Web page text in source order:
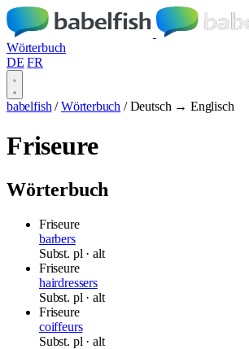
Wörterbuch
DE FR
babelfish / Wörterbuch / Deutsch → Englisch
Friseure
Wörterbuch
Friseure
barbers
Subst. pl · alt
Friseure
hairdressers
Subst. pl · alt
Friseure
coiffeurs
Subst. pl · alt